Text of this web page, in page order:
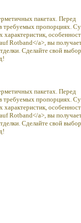
пакетах. Перед
требуемых пропорциях.
Rotband</a>, вы
Сделайте свой
пакетах. Перед
требуемых пропорциях.
Rotband</a>, вы
Сделайте свой